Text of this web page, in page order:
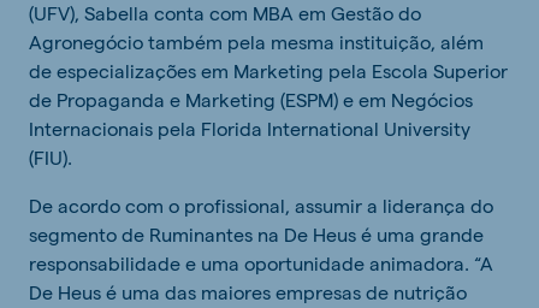
(UFV), Sabella conta com MBA em Gestão do
Agronegócio também pela mesma instituição, além
de especializações em Marketing pela Escola Superior
de Propaganda e Marketing (ESPM) e em Negócios
Internacionais pela Florida International University
(FIU).
De acordo com o profissional, assumir a liderança do
segmento de Ruminantes na De Heus é uma grande
responsabilidade e uma oportunidade animadora. “A
De Heus é uma das maiores empresas de nutrição